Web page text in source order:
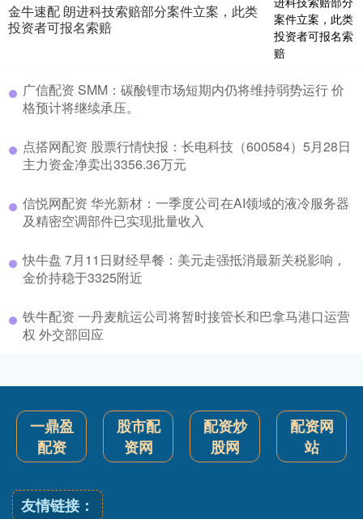
金牛速配 朗进科技索赔部分案件立案，此类
投资者可报名索赔
广信配资 SMM：碳酸锂市场短期内仍将维持弱势运行 价
格预计将继续承压。
点搭网配资 股票行情快报：长电科技（600584）5月28日
主力资金净卖出3356.36万元
信悦网配资 华光新材：一季度公司在AI领域的液冷服务器
及精密空调部件已实现批量收入
快牛盘 7月11日财经早餐：美元走强抵消最新关税影响，
金价持稳于3325附近
铁牛配资 一丹麦航运公司将暂时接管长和巴拿马港口运营
权 外交部回应
一鼎盈
配资
股市配
资网
配资炒
股网
配资网
站
友情链接：